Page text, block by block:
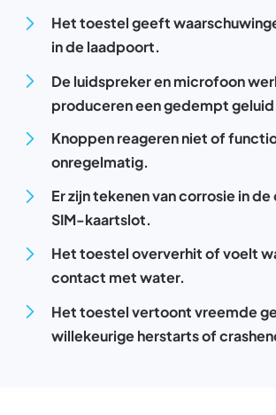
Het toestel geeft
in de laadpoort.
De luidspreker en microfoon
produceren een gedempt
Knoppen reageren niet of
onregelmatig.
Er zijn tekenen van corrosie in
SIM-kaartslot.
Het toestel oververhit of voelt
contact met water.
Het toestel vertoont vreemde
willekeurige herstarts of